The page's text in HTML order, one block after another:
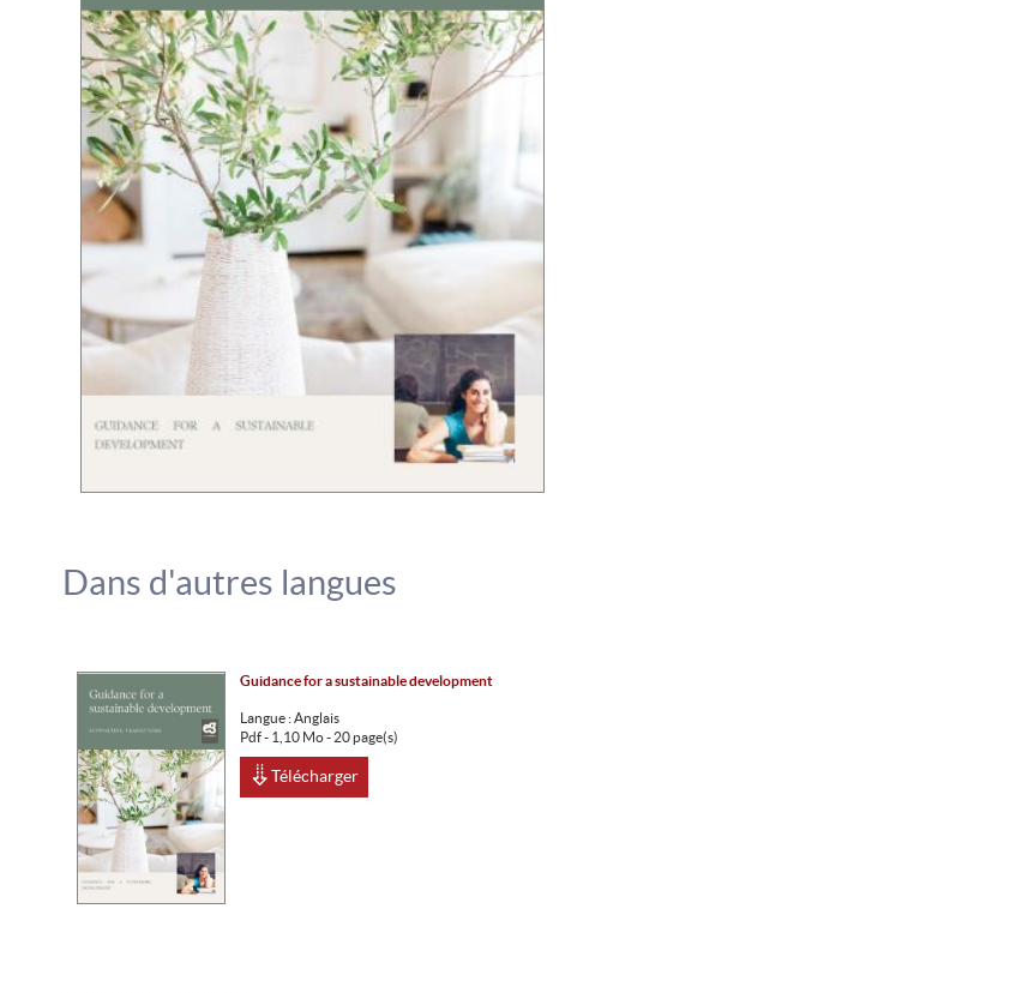
Dans d'autres langues
Guidance for a sustainable development
Langue :Anglais
Pdf - 1,10 Mo - 20 page(s)
Télécharger